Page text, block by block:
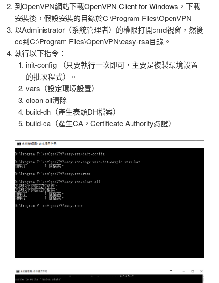
到OpenVPN網站下載OpenVPN Client for Windows ，下載
安裝後，假設安裝的目錄於C:\Program Files\OpenVPN
以Administrator（系統管理者）的權限打開cmd視窗，然後
cd到C:\Program Files\OpenVPN\easy-rsa目錄。
執行以下指令：
init-config （只要執行一次即可，主要是複製環境設置
的批次程式）。
vars（設定環境設置）
clean-all清除
build-dh（產生表頭DH檔案）
build-ca（產生CA，Certificate Authority憑證）